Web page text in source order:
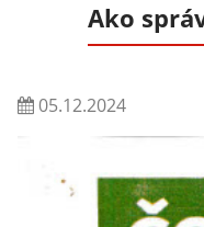
Ako
05.12.2024